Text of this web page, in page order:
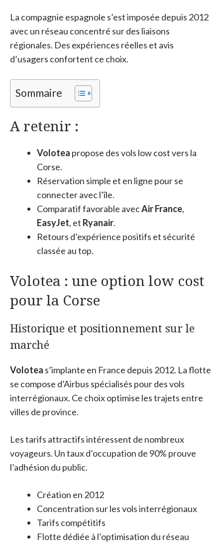
La compagnie espagnole s’est imposée depuis 2012
avec un réseau concentré sur des liaisons
régionales. Des expériences réelles et avis
d’usagers confortent ce choix.
Sommaire
A retenir :
Volotea propose des vols low cost vers la
Corse.
Réservation simple et en ligne pour se
connecter avec l’île.
Comparatif favorable avecAir France,
EasyJet, et Ryanair.
Retours d’expérience positifs et sécurité
classée au top.
Volotea : une option low cost
pour la Corse
Historique et positionnement sur le
marché
Volotea s’implante en France depuis 2012. La flotte
se compose d’Airbus spécialisés pour des vols
interrégionaux. Ce choix optimise les trajets entre
villes de province.
Les tarifs attractifs intéressent de nombreux
voyageurs. Un taux d’occupation de 90% prouve
l’adhésion du public.
Création en 2012
Concentration sur les vols interrégionaux
Tarifs compétitifs
Flotte dédiée à l’optimisation du réseau